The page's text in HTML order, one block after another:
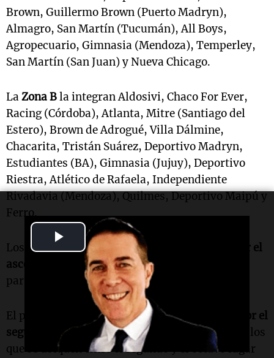
Play
Video
Brown, Guillermo Brown (Puerto Madryn),
Almagro, San Martín (Tucumán), All Boys,
Agropecuario, Gimnasia (Mendoza), Temperley,
San Martín (San Juan) y Nueva Chicago.
LaZona Bla integran Aldosivi, Chaco For Ever,
Racing (Córdoba), Atlanta, Mitre (Santiago del
Estero), Brown de Adrogué, Villa Dálmine,
Chacarita, Tristán Suárez, Deportivo Madryn,
Estudiantes (BA), Gimnasia (Jujuy), Deportivo
Riestra, Atlético de Rafaela, Independiente
Rivadavia (Mendoza), Quilmes, Deportivo Maipú y
Ferro.
Los ganadores de cada zona jugarán
la final por el
ascenso
a la Liga Profesional (LPF) a un único
partido en estadio neutral.
El perdedor de la final se sumará al
reducido por el
segundo pase a la LPF. En ese reducido jugarán los
que se ubiquen entre el segundo y el octavo lugar